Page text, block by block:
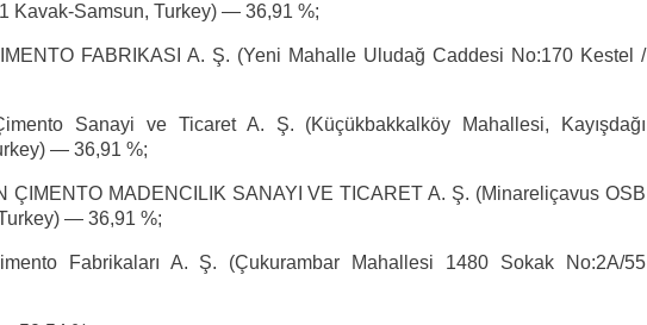
Kavak-Samsun, Turkey) — 36,91 %;
FABRIKASI A. Ş. (Yeni Mahalle Uludağ Caddesi No:170 Kestel /
Sanayi ve Ticaret A. Ş. (Küçükbakkalköy Mahallesi, Kayışdağı
— 36,91 %;
ÇIMENTO MADENCILIK SANAYI VE TICARET A. Ş. (Minareliçavus OSB
— 36,91 %;
Fabrikaları A. Ş. (Çukurambar Mahallesi 1480 Sokak No:2A/55